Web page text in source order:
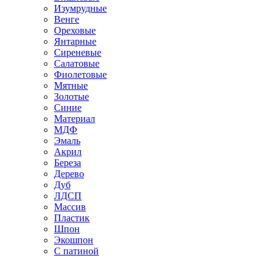
Изумрудные
Венге
Ореховые
Янтарные
Сиреневые
Салатовые
Фиолетовые
Мятные
Золотые
Синие
Материал
МДФ
Эмаль
Акрил
Береза
Дерево
Дуб
ЛДСП
Массив
Пластик
Шпон
Экошпон
С патиной